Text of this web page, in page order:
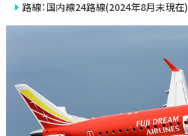
路線：国内線24路線(2024年8月末現在)